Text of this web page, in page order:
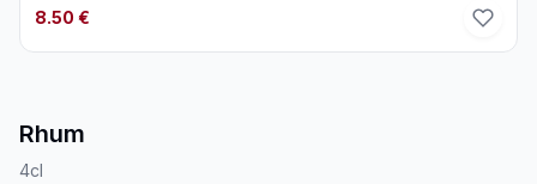
8.50 €
Rhum
4cl